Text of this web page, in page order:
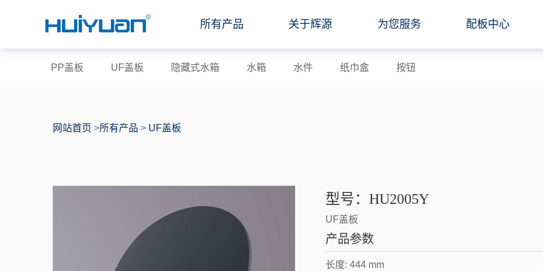
所有产品 关于辉源 为您服务 配板中心
PP盖板 UF盖板 隐藏式水箱 水箱 水件 纸巾盒 按钮
网站首页 >所有产品 > UF盖板
型号：HU2005Y
UF盖板
产品参数
长度: 444 mm